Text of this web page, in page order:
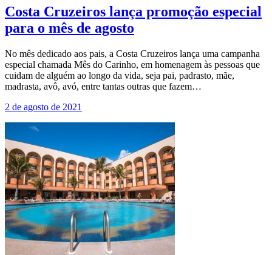
Costa Cruzeiros lança promoção especial
para o mês de agosto
No mês dedicado aos pais, a Costa Cruzeiros lança uma campanha
especial chamada Mês do Carinho, em homenagem às pessoas que
cuidam de alguém ao longo da vida, seja pai, padrasto, mãe,
madrasta, avô, avó, entre tantas outras que fazem…
2 de agosto de 2021